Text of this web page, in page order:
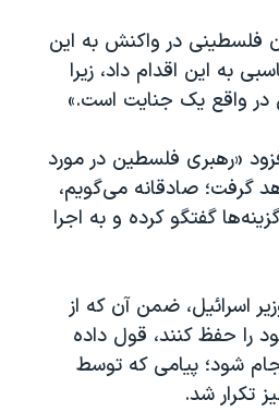
صلح
«سی‌پک»
فلسطینی در واکنش به این
به این اقدام داد، زیرا
در واقع یک جنایت است.»
«رهبری فلسطین در مورد
گرفت؛ صادقانه می‌گویم،
گفتگو کرده و به اجرا
اسرائیل، ضمن آن که از
را حفظ کنند، قول داده
شود؛ پیامی که توسط
تکرار شد.